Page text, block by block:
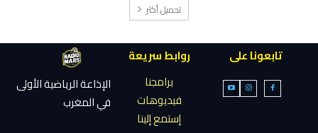
تحميل أكثر
تابعونا على
روابط سريعة
برامجنا
فيديوهات
إستمع إلينا
الإذاعة الرياضية الأولى
في المغرب